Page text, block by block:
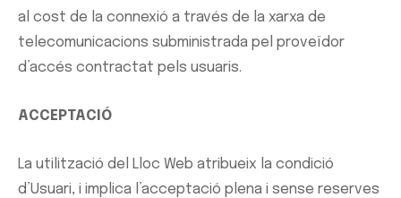
al cost de la connexió a través de la xarxa de
telecomunicacions subministrada pel proveïdor
d’accés contractat pels usuaris.
ACCEPTACIÓ
La utilització del Lloc Web atribueix la condició
d’Usuari, i implica l’acceptació plena i sense reserves